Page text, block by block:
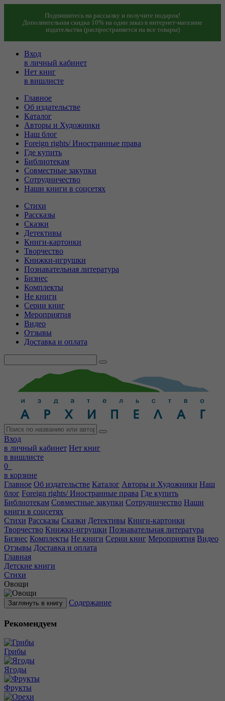
Подпишитесь на рассылку и получите подарок!
Дополнительная скидка 10% на один заказ в интернет-магазине
издательства (распространяется на все товары)
Вход
в личный кабинет
Нет книг
в вишлисте
Главное
Об издательстве
Каталог
Авторы и Художники
Наш блог
Foreign rights/ Иностранные права
Где купить
Библиотекам
Совместные закупки
Сотрудничество
Наши книги в соцсетях
Стихи
Рассказы
Сказки
Детективы
Книги-картонки
Творчество
Книжки-игрушки
Познавательная литература
Бизнес
Комплекты
Не книги
Серии книг
Мероприятия
Видео
Отзывы
Доставка и оплата
Вход
в личный кабинет Нет книг
в вишлисте
0
в корзине
Главное Об издательстве Каталог Авторы и Художники Наш
блог Foreign rights/ Иностранные права Где купить
Библиотекам Совместные закупки Сотрудничество Наши
книги в соцсетях
Стихи Рассказы Сказки Детективы Книги-картонки
Творчество Книжки-игрушки Познавательная литература
Бизнес Комплекты Не книги Серии книг Мероприятия Видео
Отзывы Доставка и оплата
Главная
Детские книги
Стихи
Овощи
Заглянуть в книгу Содержание
Рекомендуем
Грибы
Ягоды
Фрукты